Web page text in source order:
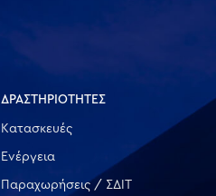
ΔΡΑΣΤΗΡΙΟΤΗΤΕΣ
Κατασκευές
Ενέργεια
Παραχωρήσεις / ΣΔΙΤ